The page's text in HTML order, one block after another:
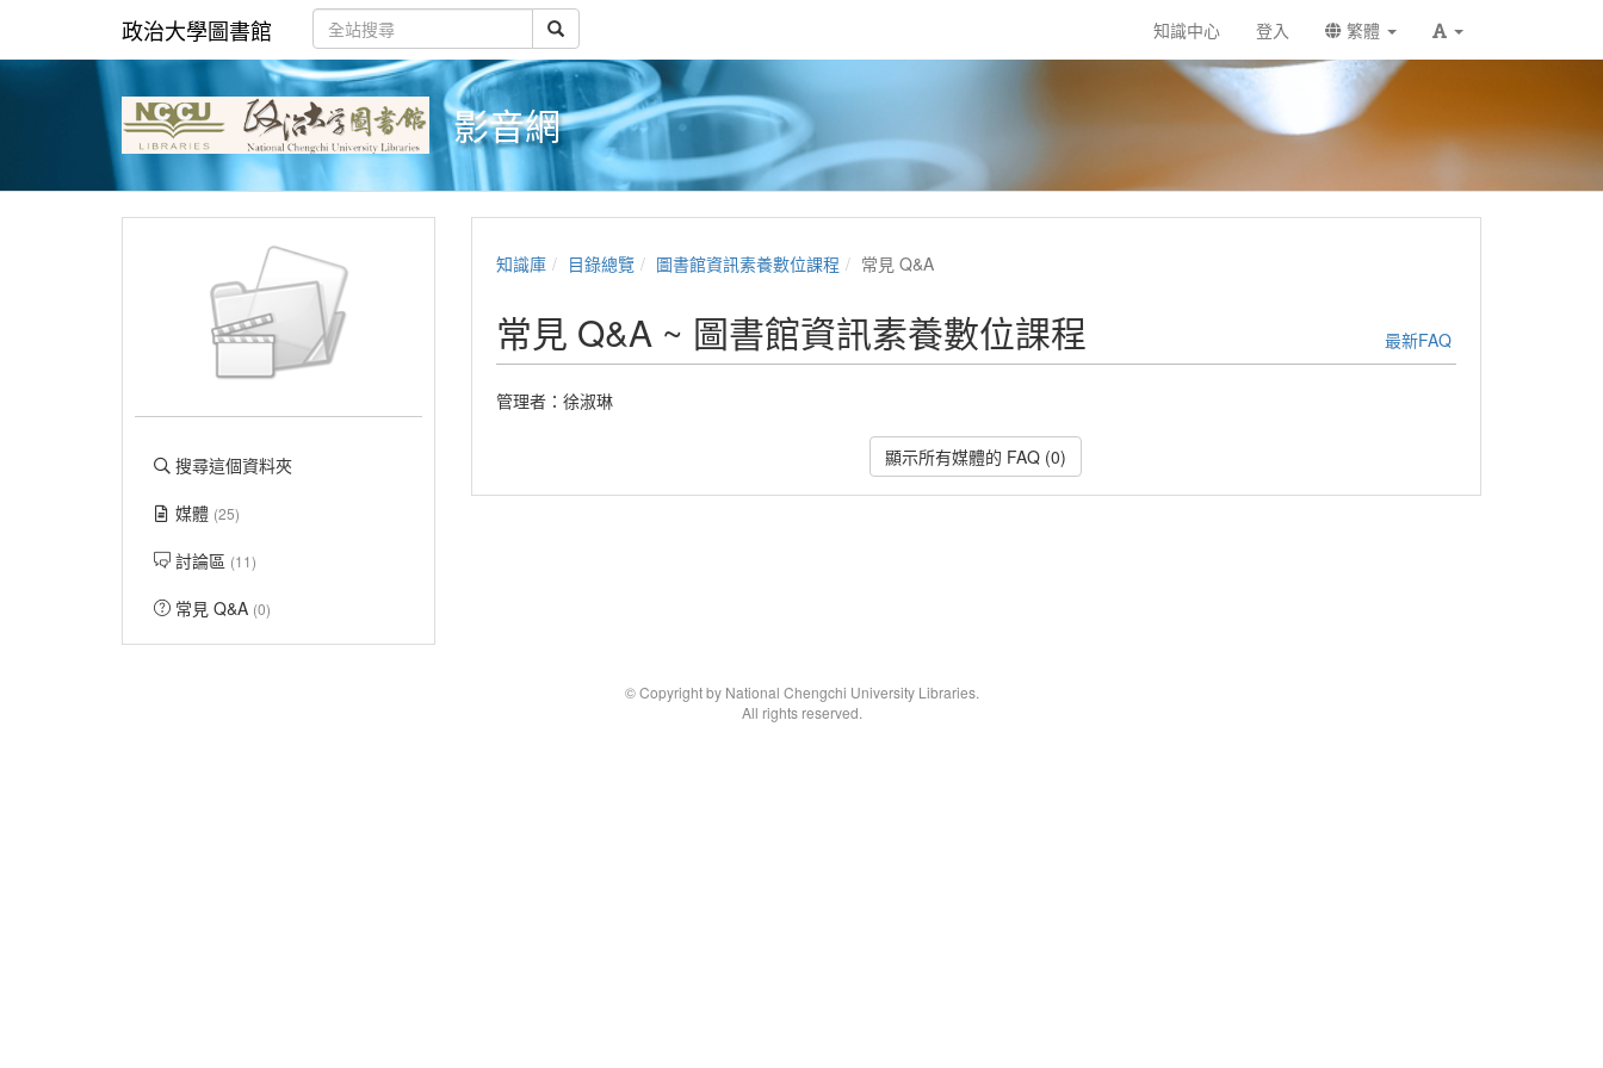
政治大學圖書館 知識中心 登入 繁體
影音網
搜尋這個資料夾
媒體 (25)
討論區 (11)
常見 Q&A (0)
知識庫 目錄總覽 圖書館資訊素養數位課程 常見 Q&A
常見 Q&A ~ 圖書館資訊素養數位課程 最新FAQ
管理者： 徐淑琳
顯示所有媒體的 FAQ (0)
© Copyright by National Chengchi University Libraries.
All rights reserved.